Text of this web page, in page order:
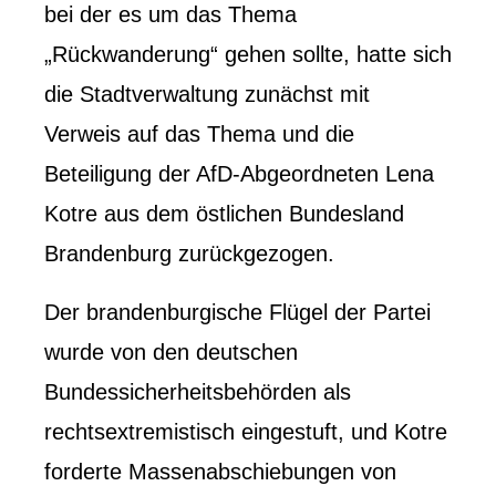
bei der es um das Thema
„Rückwanderung“ gehen sollte, hatte sich
die Stadtverwaltung zunächst mit
Verweis auf das Thema und die
Beteiligung der AfD-Abgeordneten Lena
Kotre aus dem östlichen Bundesland
Brandenburg zurückgezogen.
Der brandenburgische Flügel der Partei
wurde von den deutschen
Bundessicherheitsbehörden als
rechtsextremistisch eingestuft, und Kotre
forderte Massenabschiebungen von